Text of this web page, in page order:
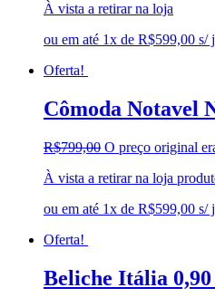
À vista a retirar na loja
ou em até 1x de R$599,00 s/
Oferta!
Cômoda Notavel
R$799,00 O preço original
À vista a retirar na loja
ou em até 1x de R$599,00 s/
Oferta!
Beliche Itália